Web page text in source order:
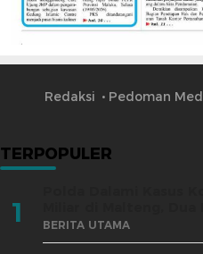
Redaksi Pedoman
TERPOPULER
1 BERITA UTAMA